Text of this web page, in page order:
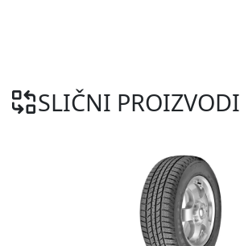
SLIČNI PROIZVODI